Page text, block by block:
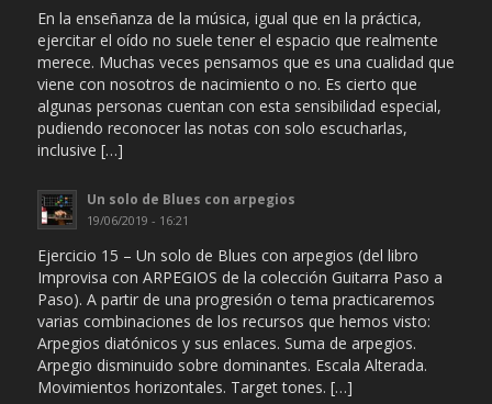
En la enseñanza de la música, igual que en la práctica,
ejercitar el oído no suele tener el espacio que realmente
merece. Muchas veces pensamos que es una cualidad que
viene con nosotros de nacimiento o no. Es cierto que
algunas personas cuentan con esta sensibilidad especial,
pudiendo reconocer las notas con solo escucharlas,
inclusive […]
Un solo de Blues con arpegios
19/06/2019 - 16:21
Ejercicio 15 – Un solo de Blues con arpegios (del libro
Improvisa con ARPEGIOS de la colección Guitarra Paso a
Paso). A partir de una progresión o tema practicaremos
varias combinaciones de los recursos que hemos visto:
Arpegios diatónicos y sus enlaces. Suma de arpegios.
Arpegio disminuido sobre dominantes. Escala Alterada.
Movimientos horizontales. Target tones. […]